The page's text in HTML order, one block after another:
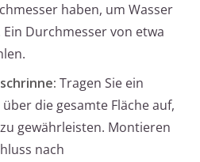
haben, um Wasser
Durchmesser von etwa
Tragen Sie ein
die gesamte Fläche auf,
gewährleisten. Montieren
nach